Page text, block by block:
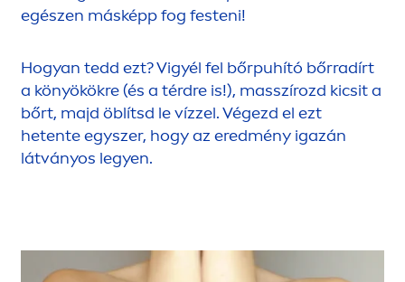
egészen másképp fog festeni!
Hogyan tedd ezt? Vigyél fel bőrpuhító bőrradírt
a könyökökre (és a térdre is!), masszírozd kicsit a
bőrt, majd öblítsd le vízzel. Végezd el ezt
hetente egyszer, hogy az eredmény igazán
látványos legyen.